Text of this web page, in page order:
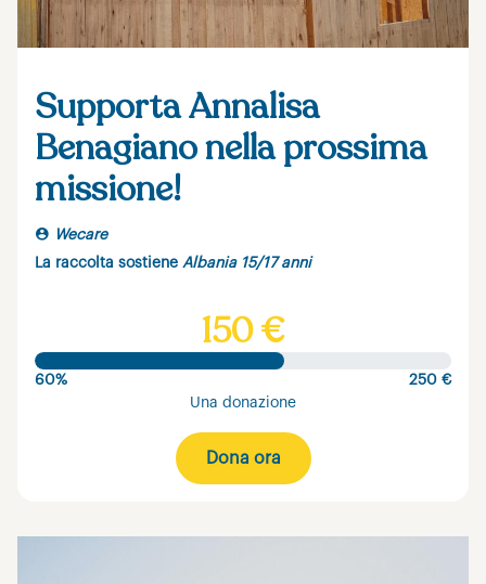
Supporta Annalisa
Benagiano nella prossima
missione!
Wecare
La raccolta sostiene Albania 15/17 anni
150 €
60%
250 €
Una donazione
Dona ora